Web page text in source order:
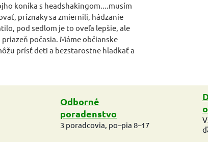
koníka s headshakingom....musím
príznaky sa zmiernili, hádzanie
pod sedlom je to oveľa lepšie, ale
počasia. Máme občianske
prísť deti a bezstarostne hladkať a
Odborné
poradenstvo
3 poradcovia, po–pia 8–17